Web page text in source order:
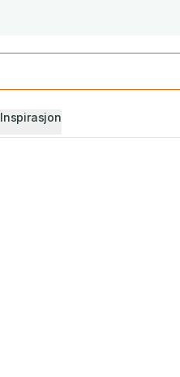
Inspirasjon